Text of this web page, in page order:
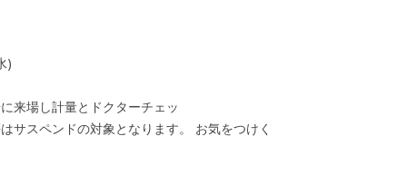
)
来場し計量とドクターチェッ
サスペンドの対象となります。 お気をつけく